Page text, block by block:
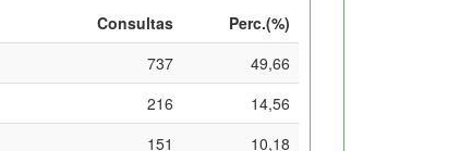
Consultas
Perc.(%)
737
49,66
216
14,56
151
10,18